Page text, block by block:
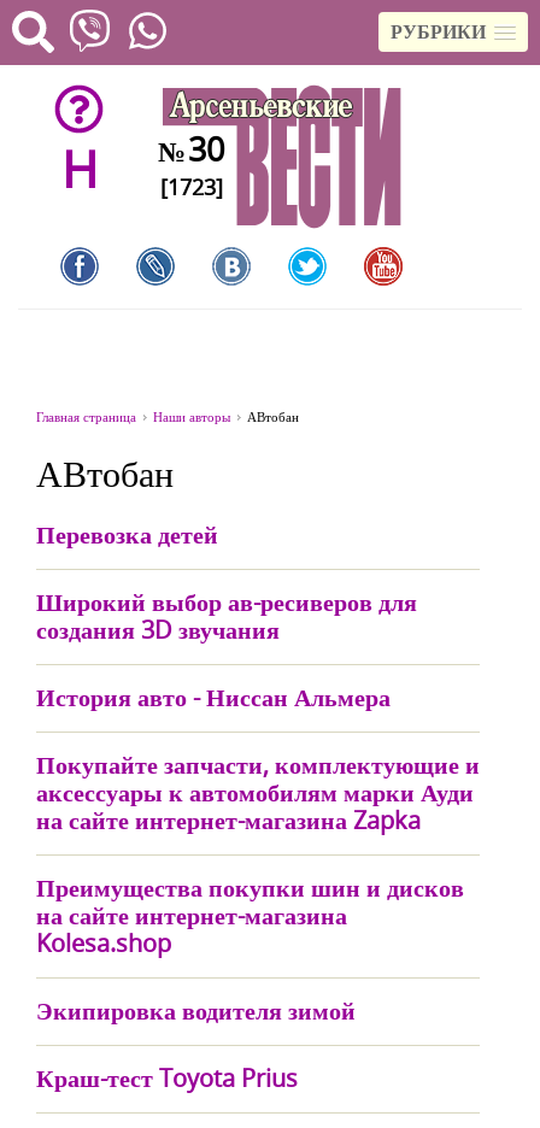
РУБРИКИ
H №30
[1723]
Главная страница Наши авторы АВтобан
АВтобан
Перевозка детей
Широкий выбор ав-ресиверов для
создания 3D звучания
История авто - Ниссан Альмера
Покупайте запчасти, комплектующие и
аксессуары к автомобилям марки Ауди
на сайте интернет-магазина Zapka
Преимущества покупки шин и дисков
на сайте интернет-магазина
Kolesa.shop
Экипировка водителя зимой
Краш-тест Toyota Prius